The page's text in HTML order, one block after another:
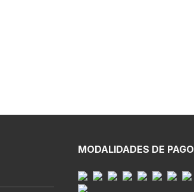
MODALIDADES DE PAGO